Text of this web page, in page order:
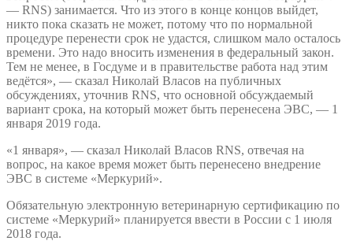
— RNS) занимается. Что из этого в конце концов выйдет,
никто пока сказать не может, потому что по нормальной
процедуре перенести срок не удастся, слишком мало осталось
времени. Это надо вносить изменения в федеральный закон.
Тем не менее, в Госдуме и в правительстве работа над этим
ведётся», — сказал Николай Власов на публичных
обсуждениях, уточнив RNS, что основной обсуждаемый
вариант срока, на который может быть перенесена ЭВС, — 1
января 2019 года.
«1 января», — сказал Николай Власов RNS, отвечая на
вопрос, на какое время может быть перенесено внедрение
ЭВС в системе «Меркурий».
Обязательную электронную ветеринарную сертификацию по
системе «Меркурий» планируется ввести в России с 1 июля
2018 года.